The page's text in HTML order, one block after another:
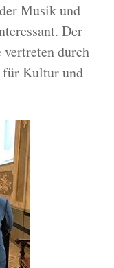
Musik und
nt. Der
durch
Kultur und